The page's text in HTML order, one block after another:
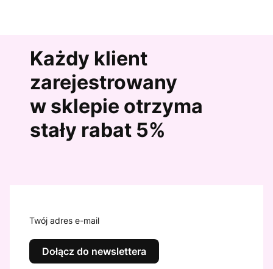
Każdy klient
zarejestrowany
w sklepie otrzyma
stały rabat 5%
Twój adres e-mail
Dołącz do newslettera